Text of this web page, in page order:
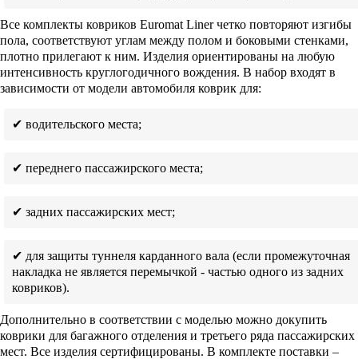
Все комплекты ковриков Euromat Liner четко повторяют изгибы
пола, соответствуют углам между полом и боковыми стенками,
плотно прилегают к ним. Изделия ориентированы на любую
интенсивность круглогодичного вождения. В набор входят в
зависимости от модели автомобиля коврик для:
✔ водительского места;
✔ переднего пассажирского места;
✔ задних пассажирских мест;
✔ для защиты туннеля карданного вала (если промежуточная
накладка не является перемычкой - частью одного из задних
ковриков).
Дополнительно в соответствии с моделью можно докупить
коврики для багажного отделения и третьего ряда пассажирских
мест. Все изделия сертифицированы. В комплекте поставки –